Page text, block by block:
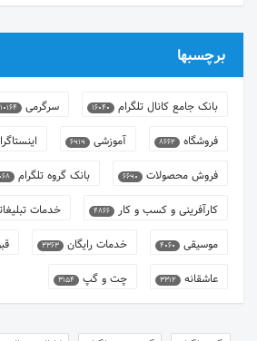
برچسبها
بانک جامع کانال تلگرام 16040 سرگرمی 10164
فروشگاه 8662 آموزشی 6919
فروش محصولات 6690 بانک گروه تلگرام
کارآفرینی و کسب و کار 4866 خدمات
موسیقی 4060 خدمات رایگان 3363
عاشقانه 3312 چت و گپ 3154